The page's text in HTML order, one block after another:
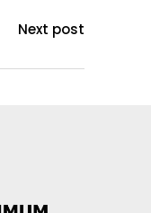
Next post